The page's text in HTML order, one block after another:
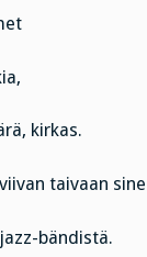
kirkas.
taivaan
bändistä.